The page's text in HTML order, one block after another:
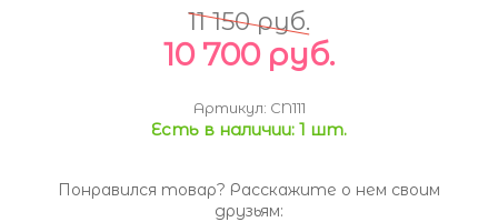
11 150 руб.
10 700 руб.
Артикул: CN111
Есть в наличии: 1 шт.
Понравился товар? Расскажите о нем своим
друзьям: